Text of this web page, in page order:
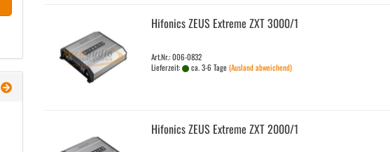
Hi­fo­nics ZEUS Ex­tre­me ZXT 3000/1
Art.Nr.: 006-0832
Lieferzeit:
ca. 3-6 Tage(Ausland abweichend)
Hi­fo­nics ZEUS Ex­tre­me ZXT 2000/1